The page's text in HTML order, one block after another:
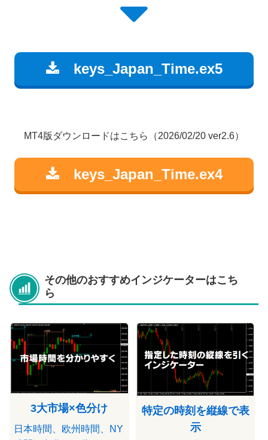
keys_Japan_Time.ex5
MT4版ダウンロードはこちら（2026/02/20 ver2.6）
keys_Japan_Time.ex4
その他のおすすめインジケーターはこち
ら
3大市場×色分け
日本時間、欧州時間、NY
特定の時刻を縦線で表
示